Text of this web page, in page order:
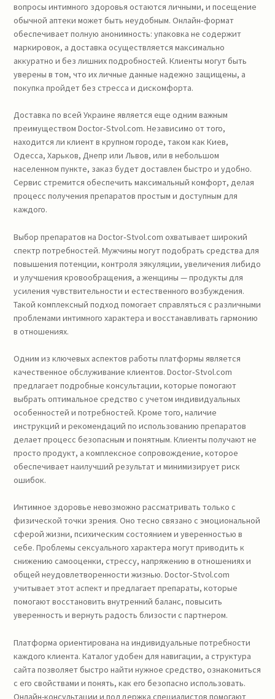
вопросы интимного здоровья остаются личными, и посещение
обычной аптеки может быть неудобным. Онлайн‑формат
обеспечивает полную анонимность: упаковка не содержит
маркировок, а доставка осуществляется максимально
аккуратно и без лишних подробностей. Клиенты могут быть
уверены в том, что их личные данные надежно защищены, а
покупка пройдет без стресса и дискомфорта.
Доставка по всей Украине является еще одним важным
преимуществом Doctor‑Stvol.com. Независимо от того,
находится ли клиент в крупном городе, таком как Киев,
Одесса, Харьков, Днепр или Львов, или в небольшом
населенном пункте, заказ будет доставлен быстро и удобно.
Сервис стремится обеспечить максимальный комфорт, делая
процесс получения препаратов простым и доступным для
каждого.
Выбор препаратов на Doctor‑Stvol.com охватывает широкий
спектр потребностей. Мужчины могут подобрать средства для
повышения потенции, контроля эякуляции, увеличения либидо
и улучшения кровообращения, а женщины — продукты для
усиления чувствительности и естественного возбуждения.
Такой комплексный подход помогает справляться с различными
проблемами интимного характера и восстанавливать гармонию
в отношениях.
Одним из ключевых аспектов работы платформы является
качественное обслуживание клиентов. Doctor‑Stvol.com
предлагает подробные консультации, которые помогают
выбрать оптимальное средство с учетом индивидуальных
особенностей и потребностей. Кроме того, наличие
инструкций и рекомендаций по использованию препаратов
делает процесс безопасным и понятным. Клиенты получают не
просто продукт, а комплексное сопровождение, которое
обеспечивает наилучший результат и минимизирует риск
ошибок.
Интимное здоровье невозможно рассматривать только с
физической точки зрения. Оно тесно связано с эмоциональной
сферой жизни, психическим состоянием и уверенностью в
себе. Проблемы сексуального характера могут приводить к
снижению самооценки, стрессу, напряжению в отношениях и
общей неудовлетворенности жизнью. Doctor‑Stvol.com
учитывает этот аспект и предлагает препараты, которые
помогают восстановить внутренний баланс, повысить
уверенность и вернуть радость близости с партнером.
Платформа ориентирована на индивидуальные потребности
каждого клиента. Каталог удобен для навигации, а структура
сайта позволяет быстро найти нужное средство, ознакомиться
с его свойствами и понять, как его безопасно использовать.
Онлайн-консультации и поддержка специалистов помогают